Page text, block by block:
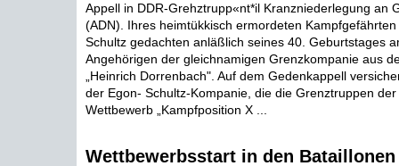
Appell in DDR-Grehztrupp«nt*il Kranzniederlegung an
(ADN). Ihres heimtükkisch ermordeten
Schultz gedachten anläßlich seines 40. Geburtstages
Angehörigen der gleichnamigen Grenzkompanie aus
„Heinrich Dorrenbach". Auf dem Gedenkappell
der Egon- Schultz-Kompanie, die die Grenztruppen der
Wettbewerb „Kampfposition X ...
Wettbewerbsstart in den Bataillonen